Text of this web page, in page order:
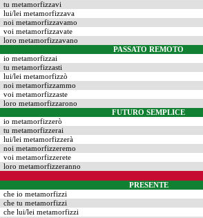
tu metamorfizzavi
lui/lei metamorfizzava
noi metamorfizzavamo
voi metamorfizzavate
loro metamorfizzavano
PASSATO REMOTO
io metamorfizzai
tu metamorfizzasti
lui/lei metamorfizzò
noi metamorfizzammo
voi metamorfizzaste
loro metamorfizzarono
FUTURO SEMPLICE
io metamorfizzerò
tu metamorfizzerai
lui/lei metamorfizzerà
noi metamorfizzeremo
voi metamorfizzerete
loro metamorfizzeranno
PRESENTE
che io metamorfizzi
che tu metamorfizzi
che lui/lei metamorfizzi